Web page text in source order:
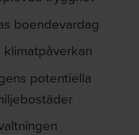
boendevardag
potentiella